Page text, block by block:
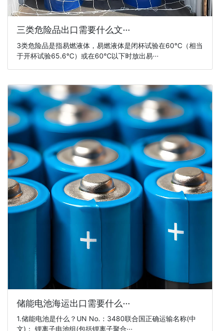
三类危险品出口需要什么文···
3类危险品是指易燃液体，易燃液体是闭杯试验在60℃（相当
于开杯试验65.6℃）或在60℃以下时放出易···
储能电池海运出口需要什么···
1.储能电池是什么？UN No.：3480联合国正确运输名称(中
文)： 锂离子电池组(包括锂离子聚合···